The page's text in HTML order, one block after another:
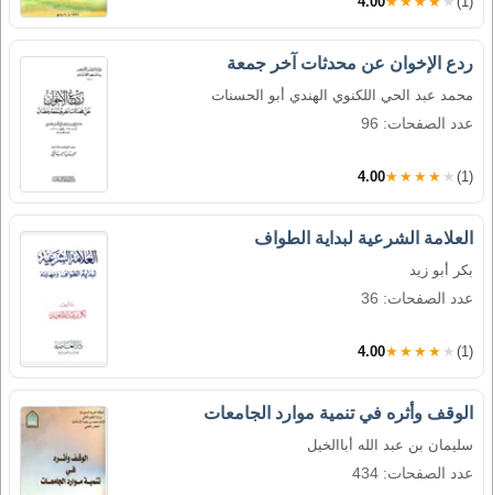
ردع الإخوان عن محدثات آخر جمعة
محمد عبد الحي اللكنوي الهندي أبو الحسنات
عدد الصفحات: 96
4.00★★★★★ (1)
العلامة الشرعية لبداية الطواف
بكر أبو زيد
عدد الصفحات: 36
4.00★★★★★ (1)
الوقف وأثره في تنمية موارد الجامعات
سليمان بن عبد الله أباالخيل
عدد الصفحات: 434